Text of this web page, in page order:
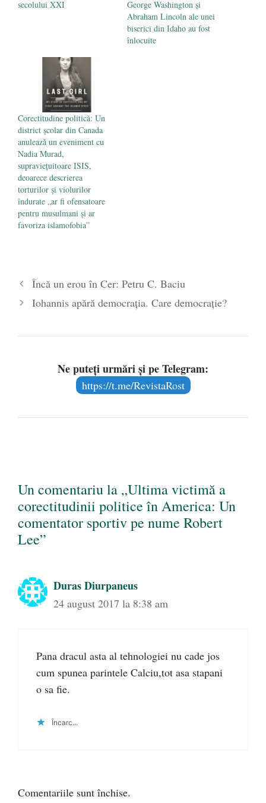
secolului XXI
George Washington și
Abraham Lincoln ale unei
biserici din Idaho au fost
înlocuite
Corectitudine politică: Un
district școlar din Canada
anulează un eveniment cu
Nadia Murad,
supraviețuitoare ISIS,
deoarece descrierea
torturilor și violurilor
îndurate „ar fi ofensatoare
pentru musulmani și ar
favoriza islamofobia”
Încă un erou în Cer: Petru C. Baciu
Iohannis apără democrația. Care democrație?
Ne puteți urmări și pe Telegram:
https://t.me/RevistaRost
Un comentariu la „Ultima victimă a
corectitudinii politice în America: Un
comentator sportiv pe nume Robert
Lee”
Duras Diurpaneus
24 august 2017 la 8:38 am
Pana dracul asta al tehnologiei nu cade jos
cum spunea parintele Calciu,tot asa stapani
o sa fie.
Încarc...
Comentariile sunt închise.